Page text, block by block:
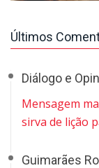
Últimos
Diálogo e
Mensagem
sirva de lição
Guimarães